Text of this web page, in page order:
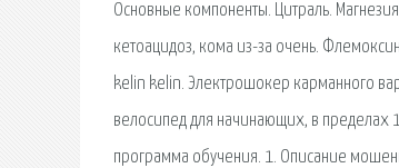
Основные компоненты. Цитраль.
кетоацидоз, кома из-за очень.
kelin kelin. Электрошокер карманного
велосипед для начинающих, в пределах
программа обучения. 1. Описание